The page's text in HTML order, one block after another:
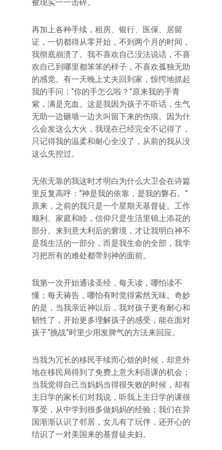
被现实一一击碎。
再加上各种手续，租房、银行、医保、居留
证，一切都得从零开始，不到两个月的时间，
我彻底崩溃了。我不喜欢自己没法说话，不喜
欢自己到哪里都笨笨的样子，不喜欢孤独无助
的感觉。有一天晚上丈夫回到家，惊愕地抓起
我的手问：“你的手怎么啦？”原来我的手青
紫，满是充血。这是我因为孩子不听话，生气
无助一边砸墙一边大叫留下来的伤痕。因为什
么会发这么大火，我现在已经完全不记得了，
只记得我的温柔和耐心全没了，从前的我从没
这么失控过。
无依无靠的我这时才明白为什么大卫会在诗篇
里反复高呼：“神是我的依靠，是我的磐石。”
原来，之前的我只是一个星期天基督徒。工作
顺利、家庭和睦，信仰只是生活里锦上添花的
部分。来到意大利后的窘境，才让我明白神不
是我生活的一部分，而是我生命的全部，我学
习把所有的难处都带到神的面前。
我第一次开始通读圣经，每天读，哪怕读不
懂；每天祷告，哪怕有时觉得索然无味。奇妙
的是，当我亲近神以后，我对孩子更有耐心和
韧性了，开始更多理解孩子的感受，能在面对
孩子“挑战”时里少用发脾气的方法来回应。
当我为冗长的移民手续而心烦的时候，却意外
地在移民局得到了免费上意大利语课的机会；
当我觉得自己当妈妈当得很失败的时候，却有
主日学的家长们对我说，听我上主日学的课很
享受，从中学到很多做妈妈的经验；我们在异
国渐渐认识了邻居，女儿有了玩伴，还开心的
结识了一对美国来的基督徒夫妇。